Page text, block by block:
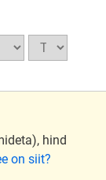
hind
on siit?